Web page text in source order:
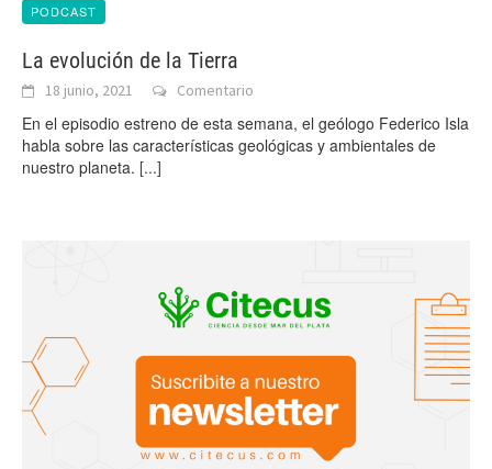
PODCAST
La evolución de la Tierra
18 junio, 2021 Comentario
En el episodio estreno de esta semana, el geólogo Federico Isla
habla sobre las características geológicas y ambientales de
nuestro planeta. [...]